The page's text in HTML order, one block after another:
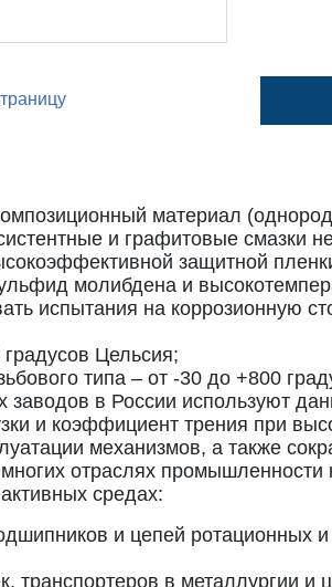
материал
и графитовые смазки
защитной
молибдена и
испытания на коррозионную
Цельсия;
типа – от -30 до +800
в России используют
и коэффициент трения при
механизмов, а также
отраслях
средах:
и цепей ротационных
транспортеров в металлургии и